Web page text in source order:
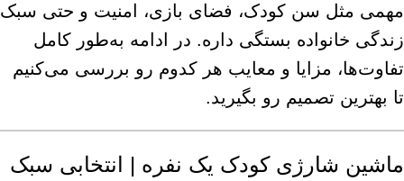
مهمی مثل سن کودک، فضای بازی، امنیت و حتی سبک
زندگی خانواده بستگی داره. در ادامه به‌طور کامل
تفاوت‌ها، مزایا و معایب هر کدوم رو بررسی می‌کنیم
تا بهترین تصمیم رو بگیرید.
ماشین شارژی کودک یک نفره | انتخابی سبک